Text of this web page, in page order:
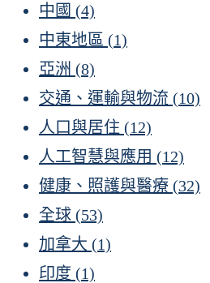
中國 (4)
中東地區 (1)
亞洲 (8)
交通、運輸與物流 (10)
人口與居住 (12)
人工智慧與應用 (12)
健康、照護與醫療 (32)
全球 (53)
加拿大 (1)
印度 (1)